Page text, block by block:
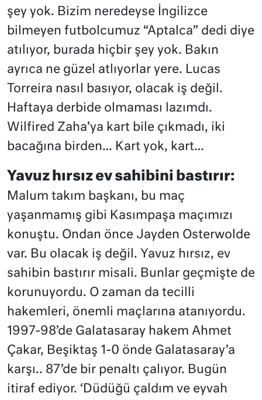
şey yok. Bizim neredeyse İngilizce
bilmeyen futbolcumuz “Aptalca” dedi diye
atılıyor, burada hiçbir şey yok. Bakın
ayrıca ne güzel atlıyorlar yere. Lucas
Torreira nasıl basıyor, olacak iş değil.
Haftaya derbide olmaması lazımdı.
Wilfired Zaha’ya kart bile çıkmadı, iki
bacağına birden… Kart yok, kart…
Yavuz hırsız ev sahibini bastırır:
Malum takım başkanı, bu maç
yaşanmamış gibi Kasımpaşa maçımızı
konuştu. Ondan önce Jayden Osterwolde
var. Bu olacak iş değil. Yavuz hırsız, ev
sahibin bastırır misali. Bunlar geçmişte de
korunuyordu. O zaman da tecilli
hakemleri, önemli maçlarına atanıyordu.
1997-98’de Galatasaray hakem Ahmet
Çakar, Beşiktaş 1-0 önde Galatasaray’a
karşı.. 87’de bir penaltı çalıyor. Bugün
itiraf ediyor. ‘Düdüğü çaldım ve eyvah